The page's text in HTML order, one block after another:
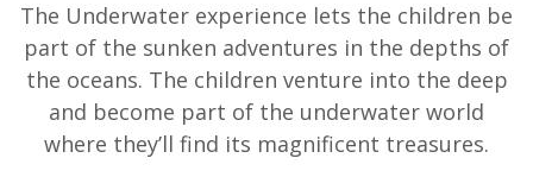
The Underwater experience lets the children be
part of the sunken adventures in the depths of
the oceans. The children venture into the deep
and become part of the underwater world
where they’ll find its magnificent treasures.